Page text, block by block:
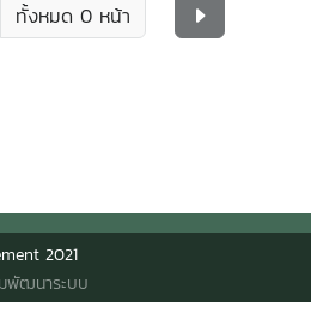
ทั้งหมด 0 หน้า
2021
พัฒนาระบบ